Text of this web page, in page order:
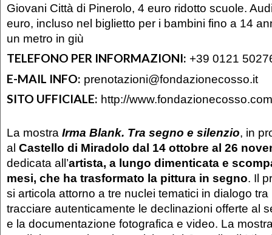
Giovani Città di Pinerolo, 4 euro ridotto scuole.
euro, incluso nel biglietto per i bambini fino a 14
un metro in giù
TELEFONO PER INFORMAZIONI: +39 0121
E-MAIL INFO: prenotazioni@fondazionecosso.it
SITO UFFICIALE: http://www.fondazionecosso.com
La mostra Irma Blank. Tra segno e silenzio, in
al Castello di Miradolo dal 14 ottobre al 26
dedicata all’artista, a lungo dimenticata e
mesi, che ha trasformato la pittura in segno. Il
si articola attorno a tre nuclei tematici in dialogo
tracciare autenticamente le declinazioni offerte al
e la documentazione fotografica e video. La